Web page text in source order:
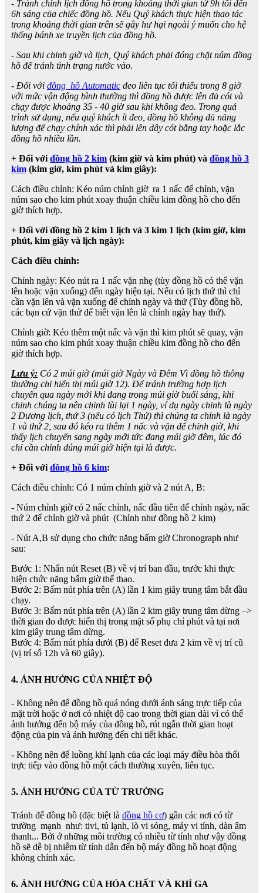
- Tránh chỉnh lịch đồng hồ trong khoảng thời gian từ 9h tối đến
6h sáng của chiếc đồng hồ. Nếu Quý khách thực hiện thao tác
trong khoảng thời gian trên sẽ gây hư hại ngoài ý muốn cho hệ
thống bánh xe truyền lịch của đồng hồ.
- Sau khi chỉnh giờ và lịch, Quý khách phải đóng chặt núm đồng
hồ để tránh tình trạng nước vào.
- Đối với đồng hồ Automatic đeo liên tục tối thiểu trong 8 giờ
với mức vận động bình thường thì đồng hồ được lên đủ cót và
chạy được khoảng 35 - 40 giờ sau khi không đeo. Trong quá
trình sử dụng, nếu quý khách ít đeo, đồng hồ không đủ năng
lượng để chạy chính xác thì phải lên dây cót bằng tay hoặc lắc
đồng hồ nhiều lần.
+ Đối với đồng hồ 2 kim (kim giờ và kim phút) và đồng hồ 3
kim (kim giờ, kim phút và kim giây):
Cách điều chỉnh: Kéo núm chỉnh giờ ra 1 nấc để chỉnh, vặn
núm sao cho kim phút xoay thuận chiều kim đồng hồ cho đến
giờ thích hợp.
+ Đối với đồng hồ 2 kim 1 lịch và 3 kim 1 lịch (kim giờ, kim
phút, kim giây và lịch ngày):
Cách điều chỉnh:
Chỉnh ngày: Kéo nút ra 1 nấc vặn nhẹ (tùy đồng hồ có thể vặn
lên hoặc vặn xuống) đến ngày hiện tại. Nếu có lịch thứ thì chỉ
cần vặn lên và vặn xuống để chỉnh ngày và thứ (Tùy đồng hồ,
các bạn cứ vặn thử để biết vặn lên là chỉnh ngày hay thứ).
Chỉnh giờ: Kéo thêm một nấc và vặn thì kim phút sẽ quay, vặn
núm sao cho kim phút xoay thuận chiều kim đồng hồ cho đến
giờ thích hợp.
Lưu ý: Có 2 múi giờ (múi giờ Ngày và Đêm Vì đồng hồ thông
thường chỉ hiển thị múi giờ 12). Để tránh trường hợp lịch
chuyển qua ngày mới khi đang trong múi giờ buổi sáng, khi
chỉnh chúng ta nên chỉnh lùi lại 1 ngày, ví dụ ngày chỉnh là ngày
2 Dương lịch, thứ 3 (nếu có lịch Thứ) thì chúng ta chỉnh là ngày
1 và thứ 2, sau đó kéo ra thêm 1 nấc và vặn để chỉnh giờ, khi
thấy lịch chuyển sang ngày mới tức đang múi giờ đêm, lúc đó
chỉ cần chỉnh đúng múi giờ hiện tại là được.
+ Đối với đồng hồ 6 kim:
Cách điều chỉnh: Có 1 núm chỉnh giờ và 2 nút A, B:
- Núm chỉnh giờ có 2 nấc chỉnh, nấc đầu tiên để chỉnh ngày, nấc
thứ 2 để chỉnh giờ và phút (Chỉnh như đồng hồ 2 kim)
- Nút A,B sử dụng cho chức năng bấm giờ Chronograph như
sau:
Bước 1: Nhấn nút Reset (B) về vị trí ban đầu, trước khi thực
hiện chức năng bấm giờ thể thao.
Bước 2: Bấm nút phía trên (A) lần 1 kim giây trung tâm bắt đầu
chạy.
Bước 3: Bấm nút phía trên (A) lần 2 kim giây trung tâm dừng –>
thời gian đo được hiển thị trong mặt số phụ chỉ phút và tại nơi
kim giây trung tâm dừng.
Bước 4: Bấm nút phía dưới (B) để Reset đưa 2 kim về vị trí cũ
(vị trí số 12h và 60 giây).
4. ẢNH HƯỞNG CỦA NHIỆT ĐỘ
- Không nên để đồng hồ quá nóng dưới ánh sáng trực tiếp của
mặt trời hoặc ở nơi có nhiệt độ cao trong thời gian dài vì có thể
ảnh hưởng đến bộ máy của đồng hồ, rút ngắn thời gian hoạt
động của pin và ảnh hưởng đến chi tiết khác.
- Không nên để luồng khí lạnh của các loại máy điều hòa thổi
trực tiếp vào đồng hồ một cách thường xuyên, liên tục.
5. ẢNH HƯỞNG CỦA TỪ TRƯỜNG
Tránh để đồng hồ (đặc biệt là đồng hồ cơ) gần các nơi có từ
trường mạnh như: tivi, tủ lạnh, lò vi sóng, máy vi tính, dàn âm
thanh... Bởi ở những môi trường có nhiều từ tính như vậy đồng
hồ sẽ dễ bị nhiễm từ tính dẫn đến bộ máy đồng hồ hoạt động
không chính xác.
6. ẢNH HƯỞNG CỦA HÓA CHẤT VÀ KHÍ GA